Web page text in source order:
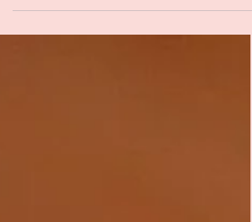
dosis rust, wordt dit voor jou weer een
seizoen. De bloemen bloeien, de zon